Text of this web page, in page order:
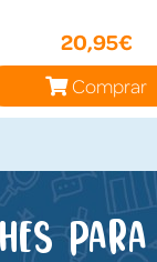
20,95€
Comprar